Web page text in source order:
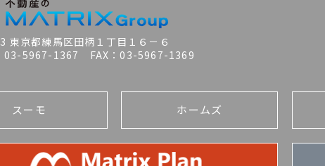
東京都練馬区田柄１丁目１６－６
03-5967-1367 FAX：03-5967-1369
スーモ ホームズ